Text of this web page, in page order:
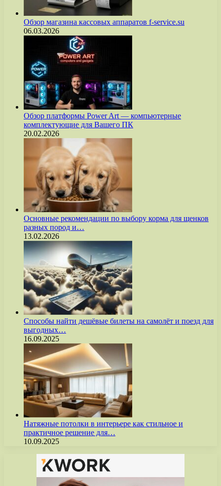
Обзор магазина кассовых аппаратов f-service.su
06.03.2026
Обзор платформы Power Art — компьютерные
комплектующие для Вашего ПК
20.02.2026
Основные рекомендации по выбору корма для щенков
разных пород и…
13.02.2026
Способы найти дешёвые билеты на самолёт и поезд для
выгодных…
16.09.2025
Натяжные потолки в интерьере как стильное и
практичное решение для…
10.09.2025